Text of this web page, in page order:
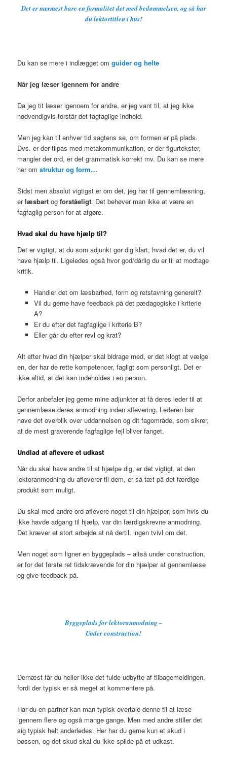
Det er nærmest bare en formalitet det med bedømmelsen, og så har
du lektortitlen i hus!
Du kan se mere i indlægget omguider og helte
Når jeg læser igennem for andre
Da jeg tit læser igennem for andre, er jeg vant til, at jeg ikke
nødvendigvis forstår det fagfaglige indhold.
Men jeg kan til enhver tid sagtens se, om formen er på plads.
Dvs. er der tilpas med metakommunikation, er der figurtekster,
mangler der ord, er det grammatisk korrekt mv. Du kan se mere
her om struktur og form…
Sidst men absolut vigtigst er om det, jeg har til gennemlæsning,
erlæsbart ogforståeligt. Det behøver man ikke at være en
fagfaglig person for at afgøre.
Hvad skal du have hjælp til?
Det er vigtigt, at du som adjunkt gør dig klart, hvad det er, du vil
have hjælp til. Ligeledes også hvor god/dårlig du er til at modtage
kritik.
Handler det om læsbarhed, form og retstavning generelt?
Vil du gerne have feedback på det pædagogiske i kriterie
A?
Er du efter det fagfaglige i kriterie B?
Eller går du efter revl og krat?
Alt efter hvad din hjælper skal bidrage med, er det klogt at vælge
en, der har de rette kompetencer, fagligt som personligt. Det er
ikke altid, at det kan indeholdes i en person.
Derfor anbefaler jeg gerne mine adjunkter at få deres leder til at
gennemlæse deres anmodning inden aflevering. Lederen bør
have det overblik over uddannelsen og dit fagområde, som sikrer,
at de mest graverende fagfaglige fejl bliver fanget.
Undlad at aflevere et udkast
Når du skal have andre til at hjælpe dig, er det vigtigt, at den
lektoranmodning du afleverer til dem, er så tæt på det færdige
produkt som muligt.
Du skal med andre ord aflevere noget til din hjælper, som hvis du
ikke havde adgang til hjælp, var din færdigskrevne anmodning.
Det kræver et stort arbejde at nå dertil, ingen tvivl om det.
Men noget som ligner en byggeplads – altså under construction,
er for det første ret tidskrævende for din hjælper at gennemlæse
og give feedback på.
Byggeplads for lektoranmodning –
Under construction!
Dernæst får du heller ikke det fulde udbytte af tilbagemeldingen,
fordi der typisk er så meget at kommentere på.
Har du en partner kan man typisk overtale denne til at læse
igennem flere og også mange gange. Men med andre stiller det
sig typisk helt anderledes. Her har du gerne kun et skud i
bøssen, og det skud skal du ikke spilde på et udkast.